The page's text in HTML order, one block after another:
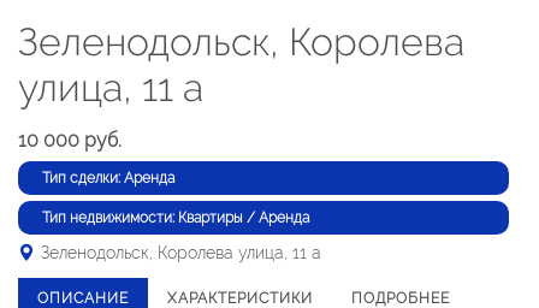
Зеленодольск, Королева
улица, 11 а
10 000 руб.
Тип сделки: Аренда
Тип недвижимости: Квартиры / Аренда
Зеленодольск, Королева улица, 11 а
ОПИСАНИЕ ХАРАКТЕРИСТИКИ ПОДРОБНЕЕ